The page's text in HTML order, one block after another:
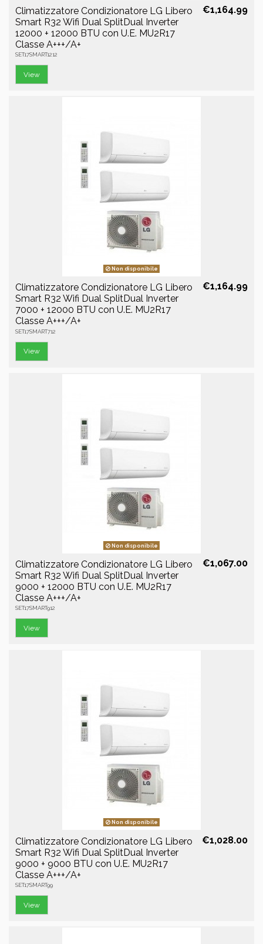
Climatizzatore Condizionatore LG Libero
Smart R32 Wifi Dual SplitDual Inverter
12000 + 12000 BTU con U.E. MU2R17
Classe A+++/A+
SET17SMART1212
€1,164.99
View
Non disponibile
Climatizzatore Condizionatore LG Libero
Smart R32 Wifi Dual SplitDual Inverter
7000 + 12000 BTU con U.E. MU2R17
Classe A+++/A+
SET17SMART712
€1,164.99
View
Non disponibile
Climatizzatore Condizionatore LG Libero
Smart R32 Wifi Dual SplitDual Inverter
9000 + 12000 BTU con U.E. MU2R17
Classe A+++/A+
SET17SMART912
€1,067.00
View
Non disponibile
Climatizzatore Condizionatore LG Libero
Smart R32 Wifi Dual SplitDual Inverter
9000 + 9000 BTU con U.E. MU2R17
Classe A+++/A+
SET17SMART99
€1,028.00
View